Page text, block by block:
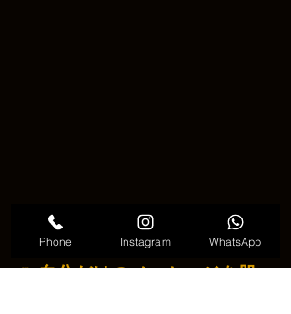
可愛い引用文のタトゥー
🌷 自分だけのメッセージを肌
Phone Instagram WhatsApp